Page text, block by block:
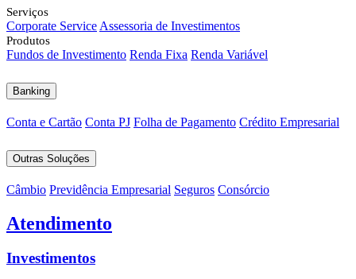
Serviços
Corporate Service Assessoria de Investimentos
Produtos
Fundos de Investimento Renda Fixa Renda Variável
Banking
Conta e Cartão Conta PJ Folha de Pagamento Crédito Empresarial
Outras Soluções
Câmbio Previdência Empresarial Seguros Consórcio
Atendimento
Investimentos